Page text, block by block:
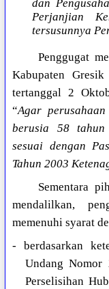
dan
Perjanjian
tersusunnya
Penggugat
Kabupaten
tertanggal 2
“Agar
berusia 58 tahun
sesuai dengan
Tahun 2003
Sementara
mendalilkan,
memenuhi syarat
- berdasarkan
Undang Nomor
Perselisihan